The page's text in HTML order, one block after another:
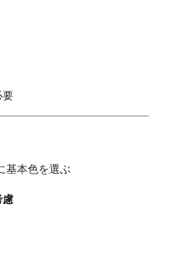
要
基本色を選ぶ
慮